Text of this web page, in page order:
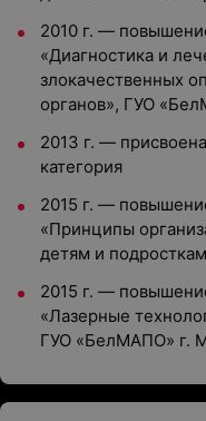
2010 г. —
«Диагностика и
злокачественных
органов», ГУО
2013 г. —
категория
2015 г. —
«Принципы
детям и
2015 г. —
«Лазерные
ГУО «БелМАПО» г.